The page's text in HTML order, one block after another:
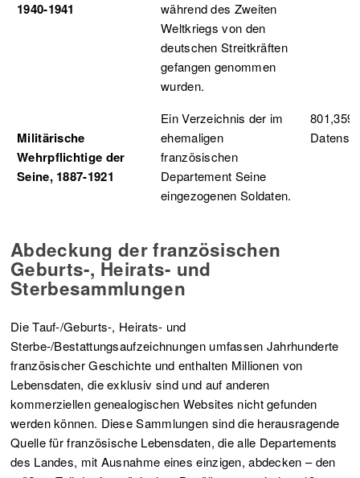
1940-1941
während des Zweiten
Weltkriegs von den
deutschen Streitkräften
gefangen genommen
wurden.
Militärische
Wehrpflichtige der
Seine, 1887-1921
Ein Verzeichnis der im
ehemaligen
französischen
Departement Seine
eingezogenen Soldaten.
801,359
Abdeckung der französischen
Geburts-, Heirats- und
Sterbesammlungen
Die Tauf-/Geburts-, Heirats- und
Sterbe-/Bestattungsaufzeichnungen umfassen Jahrhunderte
französischer Geschichte und enthalten Millionen von
Lebensdaten, die exklusiv sind und auf anderen
kommerziellen genealogischen Websites nicht gefunden
werden können. Diese Sammlungen sind die herausragende
Quelle für französische Lebensdaten, die alle Departements
des Landes, mit Ausnahme eines einzigen, abdecken – den